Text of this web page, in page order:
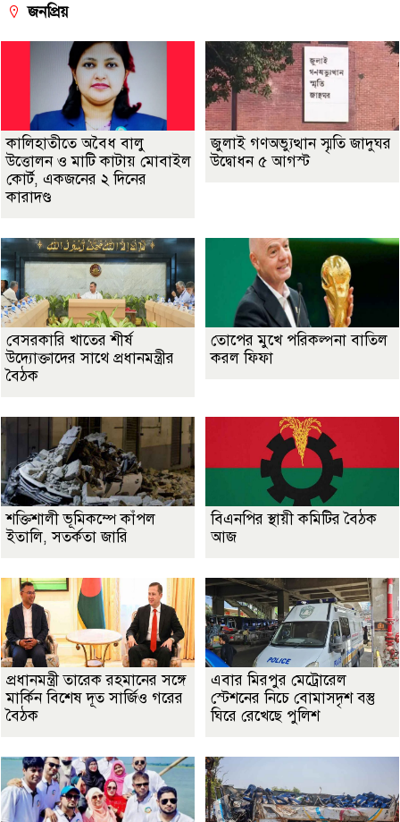
জনপ্রিয়
কালিহাতীতে অবৈধ বালু
উত্তোলন ও মাটি কাটায় মোবাইল
কোর্ট, একজনের ২ দিনের
কারাদণ্ড
জুলাই গণঅভ্যুত্থান স্মৃতি জাদুঘর
উদ্বোধন ৫ আগস্ট
বেসরকারি খাতের শীর্ষ
উদ্যোক্তাদের সাথে প্রধানমন্ত্রীর
বৈঠক
তোপের মুখে পরিকল্পনা বাতিল
করল ফিফা
শক্তিশালী ভূমিকম্পে কাঁপল
ইতালি, সতর্কতা জারি
বিএনপির স্থায়ী কমিটির বৈঠক
আজ
প্রধানমন্ত্রী তারেক রহমানের সঙ্গে
মার্কিন বিশেষ দূত সার্জিও গরের
বৈঠক
এবার মিরপুর মেট্রোরেল
স্টেশনের নিচে বোমাসদৃশ বস্তু
ঘিরে রেখেছে পুলিশ